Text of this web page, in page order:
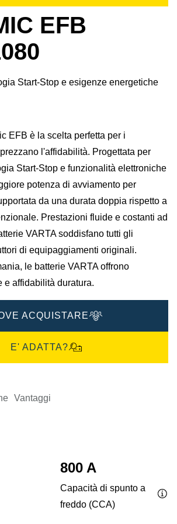
EFB
Start-Stop e esigenze energetiche
EFB è la scelta perfetta per i
l'affidabilità. Progettata per
Start-Stop e funzionalità elettroniche
potenza di avviamento per
da una durata doppia rispetto a
Prestazioni fluide e costanti ad
VARTA soddisfano tutti gli
di equipaggiamenti originali.
le batterie VARTA offrono
e affidabilità duratura.
ACQUISTARE
E' ADATTA?
Vantaggi
800 A
Capacità di spunto a
freddo (CCA)